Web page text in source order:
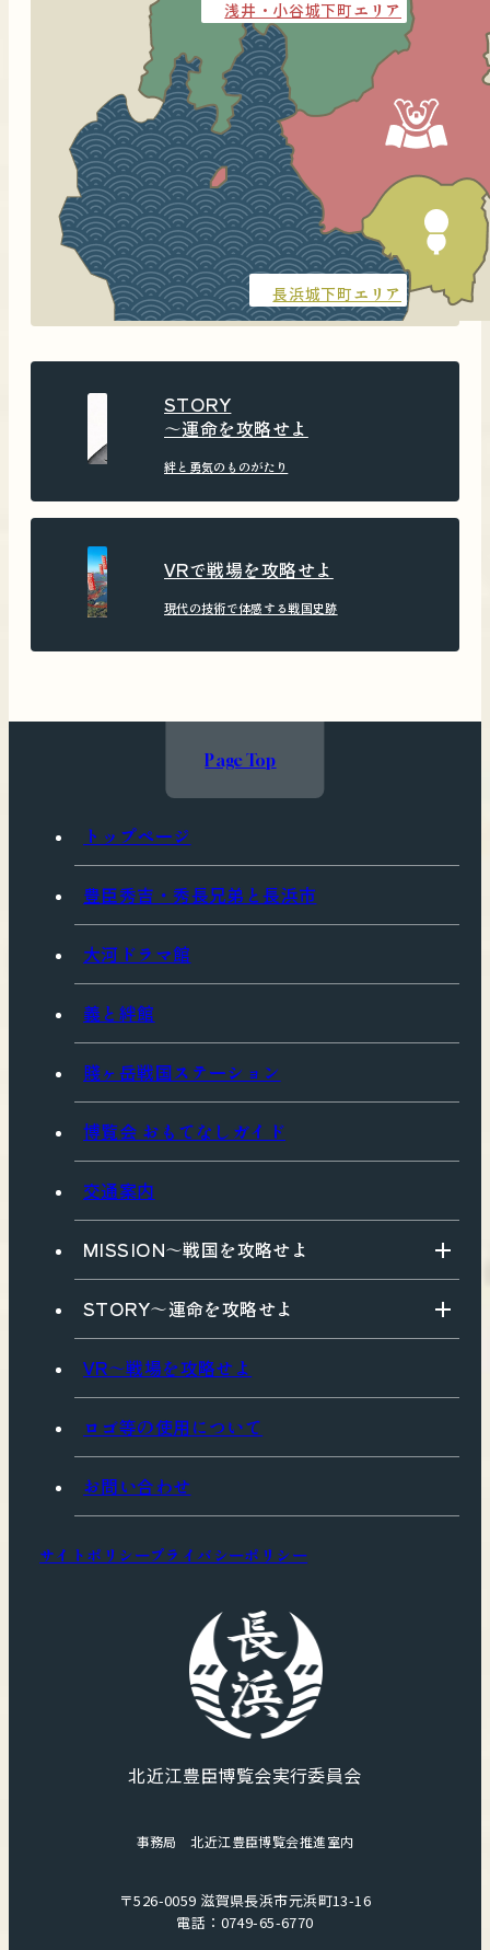
長浜城下町エリア
浅井・小谷城下町エリア
STORY
〜運命を攻略せよ
絆と勇気のものがたり
VRで戦場を攻略せよ
現代の技術で体感する戦国史跡
北近江豊臣博覧会実行委員会
事務局 北近江豊臣博覧会推進室内
〒526-0059 滋賀県長浜市元浜町13-16
電話：0749-65-6770
トップページ
豊臣秀吉・秀長兄弟と長浜市
大河ドラマ館
義と絆館
賤ヶ岳戦国ステーション
博覧会 おもてなしガイド
交通案内
MISSION〜戦国を攻略せよ
STORY〜運命を攻略せよ
VR〜戦場を攻略せよ
ロゴ等の使用について
お問い合わせ
サイトポリシープライバシーポリシー
Page Top